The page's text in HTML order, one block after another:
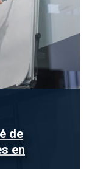
de
en